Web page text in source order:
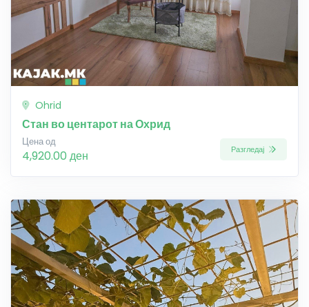
Ohrid
Стан во центарот на Охрид
Цена од
4,920.00 ден Разгледај